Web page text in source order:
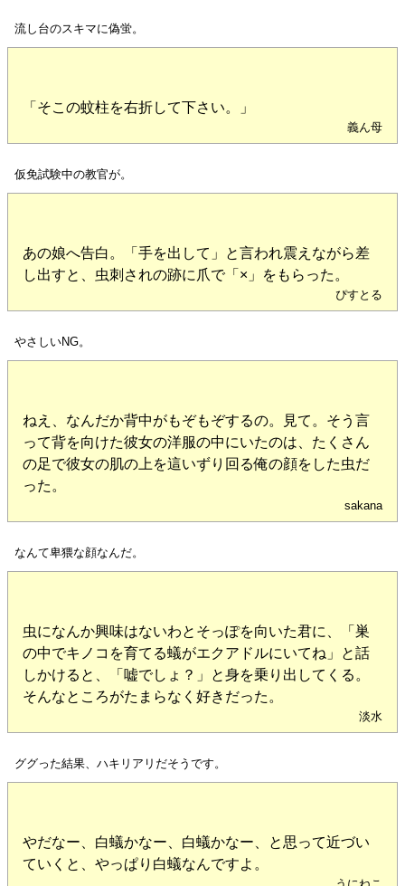
流し台のスキマに偽蛍。
「そこの蚊柱を右折して下さい。」
義ん母
仮免試験中の教官が。
あの娘へ告白。「手を出して」と言われ震えながら差
し出すと、虫刺されの跡に爪で「×」をもらった。
ぴすとる
やさしいNG。
ねえ、なんだか背中がもぞもぞするの。見て。そう言
って背を向けた彼女の洋服の中にいたのは、たくさん
の足で彼女の肌の上を這いずり回る俺の顔をした虫だ
った。
sakana
なんて卑猥な顔なんだ。
虫になんか興味はないわとそっぽを向いた君に、「巣
の中でキノコを育てる蟻がエクアドルにいてね」と話
しかけると、「嘘でしょ？」と身を乗り出してくる。
そんなところがたまらなく好きだった。
淡水
ググった結果、ハキリアリだそうです。
やだなー、白蟻かなー、白蟻かなー、と思って近づい
ていくと、やっぱり白蟻なんですよ。